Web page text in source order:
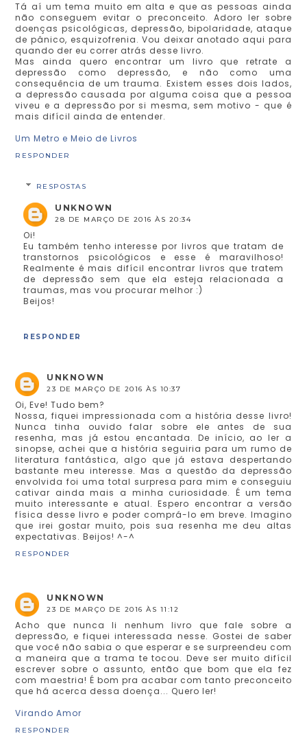
Tá aí um tema muito em alta e que as pessoas ainda
não conseguem evitar o preconceito. Adoro ler sobre
doenças psicológicas, depressão, bipolaridade, ataque
de pânico, esquizofrenia. Vou deixar anotado aqui para
quando der eu correr atrás desse livro.
Mas ainda quero encontrar um livro que retrate a
depressão como depressão, e não como uma
consequência de um trauma. Existem esses dois lados,
a depressão causada por alguma coisa que a pessoa
viveu e a depressão por si mesma, sem motivo - que é
mais difícil ainda de entender.
Um Metro e Meio de Livros
RESPONDER
RESPOSTAS
UNKNOWN
28 DE MARÇO DE 2016 ÀS 20:34
Oi!
Eu também tenho interesse por livros que tratam de
transtornos psicológicos e esse é maravilhoso!
Realmente é mais difícil encontrar livros que tratem
de depressão sem que ela esteja relacionada a
traumas, mas vou procurar melhor :)
Beijos!
RESPONDER
UNKNOWN
23 DE MARÇO DE 2016 ÀS 10:37
Oi, Eve! Tudo bem?
Nossa, fiquei impressionada com a história desse livro!
Nunca tinha ouvido falar sobre ele antes de sua
resenha, mas já estou encantada. De início, ao ler a
sinopse, achei que a história seguiria para um rumo de
literatura fantástica, algo que já estava despertando
bastante meu interesse. Mas a questão da depressão
envolvida foi uma total surpresa para mim e conseguiu
cativar ainda mais a minha curiosidade. É um tema
muito interessante e atual. Espero encontrar a versão
física desse livro e poder comprá-lo em breve. Imagino
que irei gostar muito, pois sua resenha me deu altas
expectativas. Beijos! ^-^
RESPONDER
UNKNOWN
23 DE MARÇO DE 2016 ÀS 11:12
Acho que nunca li nenhum livro que fale sobre a
depressão, e fiquei interessada nesse. Gostei de saber
que você não sabia o que esperar e se surpreendeu com
a maneira que a trama te tocou. Deve ser muito difícil
escrever sobre o assunto, então que bom que ela fez
com maestria! É bom pra acabar com tanto preconceito
que há acerca dessa doença... Quero ler!
Virando Amor
RESPONDER